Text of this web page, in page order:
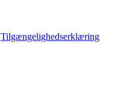
Tilgængelighedserklæring